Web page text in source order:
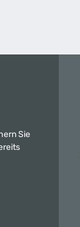
Sie